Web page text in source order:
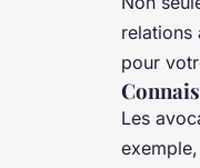
relations
pour
Les